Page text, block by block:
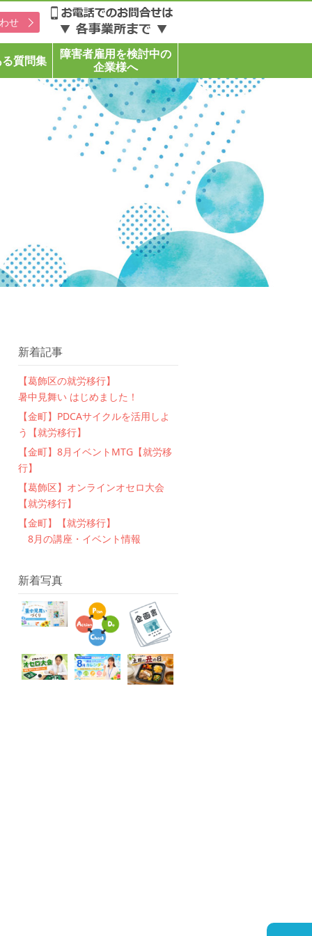
せ
質問集
障害者雇用を検討中の
企業様へ
新着記事
【葛飾区の就労移行】
暑中見舞い はじめました！
【金町】PDCAサイクルを活用しよ
う【就労移行】
【金町】8月イベントMTG【就労移
行】
【葛飾区】オンラインオセロ大会
【就労移行】
【金町】【就労移行】
8月の講座・イベント情報
新着写真